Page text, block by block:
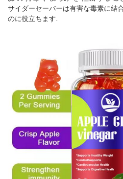
サイダーセーバーは有害な毒素に結
のに役立ちます.